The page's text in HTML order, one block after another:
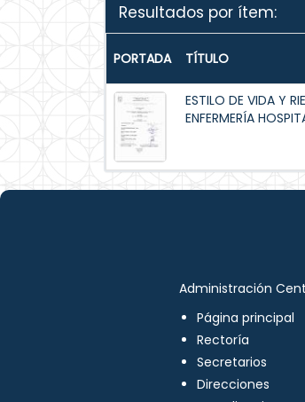
Resultados por ítem:
PORTADA TÍTULO
ESTILO DE VIDA Y
ENFERMERÍA
Administración
Página principal
Rectoría
Secretarios
Direcciones